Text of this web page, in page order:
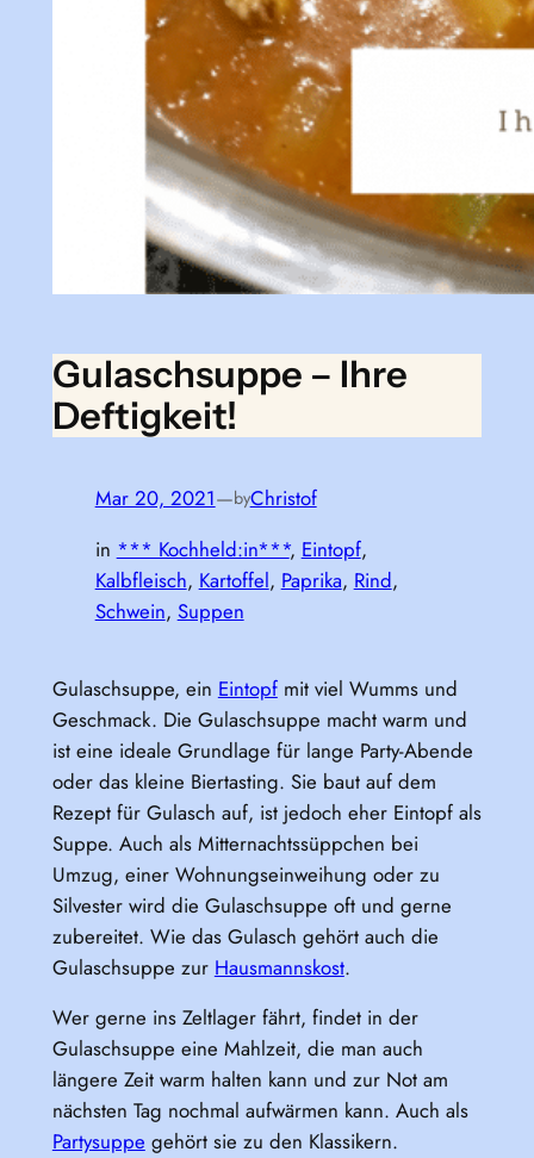
Gulaschsuppe – Ihre
Deftigkeit!
Mar 20, 2021—byChristof
in *** Kochheld:in***, Eintopf
Kalbfleisch, Kartoffel, Paprika, Rind
Schwein, Suppen
Gulaschsuppe, ein Eintopfmit viel Wumms und
Geschmack. Die Gulaschsuppe macht warm und
ist eine ideale Grundlage für lange Party-Abende
oder das kleine Biertasting. Sie baut auf dem
Rezept für Gulasch auf, ist jedoch eher Eintopf als
Suppe. Auch als Mitternachtssüppchen bei
Umzug, einer Wohnungseinweihung oder zu
Silvester wird die Gulaschsuppe oft und gerne
zubereitet. Wie das Gulasch gehört auch die
Gulaschsuppe zur Hausmannskost.
Wer gerne ins Zeltlager fährt, findet in der
Gulaschsuppe eine Mahlzeit, die man auch
längere Zeit warm halten kann und zur Not am
nächsten Tag nochmal aufwärmen kann. Auch als
Partysuppe gehört sie zu den Klassikern.